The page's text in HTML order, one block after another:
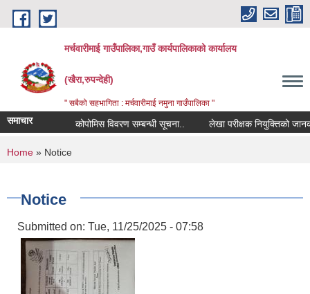
Skip to main content
मर्चवारीमाई गाउँपालिका,गाउँ कार्यपालिकाको कार्यालय
(खैरा,रुपन्देही)
" सबैको सहभागिता : मर्चवारीमाई नमुना गाउँपालिका "
समाचार कोपोमिस विवरण सम्बन्धी सूचना.. लेखा परीक्षक नियुक्तिको
You are here
Home » Notice
Notice
Submitted on: Tue, 11/25/2025 - 07:58